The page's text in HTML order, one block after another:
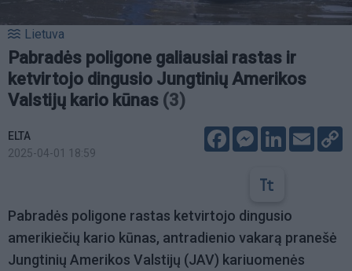
Lietuva
Pabradės poligone galiausiai rastas ir
ketvirtojo dingusio Jungtinių Amerikos
Valstijų kario kūnas (3)
ELTA
2025-04-01 18:59
FacebookMessenger
LinkedIn
Email
Pabradės poligone rastas ketvirtojo dingusio
amerikiečių kario kūnas, antradienio vakarą pranešė
Jungtinių Amerikos Valstijų (JAV) kariuomenės